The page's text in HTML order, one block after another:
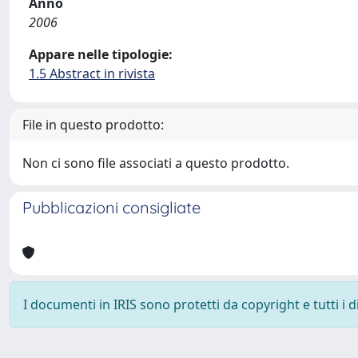
2006
Appare nelle tipologie:
1.5 Abstract in rivista
File in questo prodotto:
Non ci sono file associati a questo prodotto.
Pubblicazioni consigliate
I documenti in IRIS sono protetti da copyright e tutti i